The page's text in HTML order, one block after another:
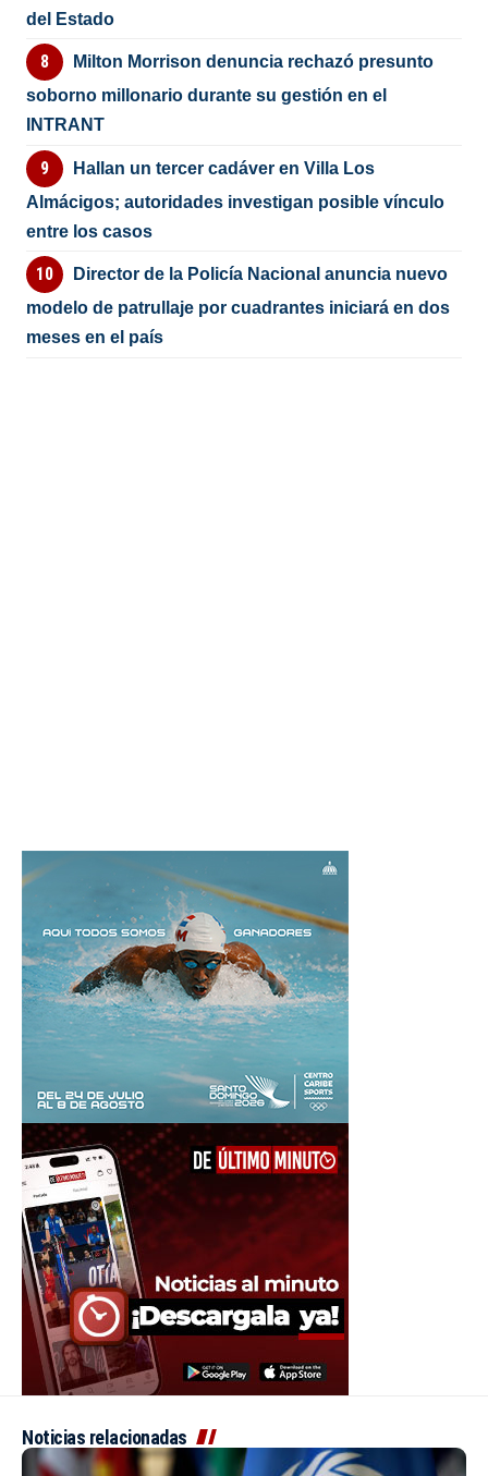
del Estado
Milton Morrison denuncia rechazó presunto
soborno millonario durante su gestión en el
INTRANT
Hallan un tercer cadáver en Villa Los
Almácigos; autoridades investigan posible vínculo
entre los casos
Director de la Policía Nacional anuncia nuevo
modelo de patrullaje por cuadrantes iniciará en dos
meses en el país
Noticias relacionadas